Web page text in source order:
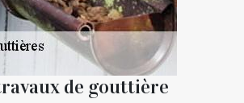
de gouttière